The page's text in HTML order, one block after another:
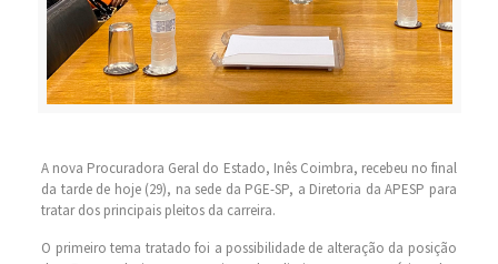
A nova Procuradora Geral do Estado, Inês Coimbra, recebeu no final
da tarde de hoje (29), na sede da PGE-SP, a Diretoria da APESP para
tratar dos principais pleitos da carreira.
O primeiro tema tratado foi a possibilidade de alteração da posição